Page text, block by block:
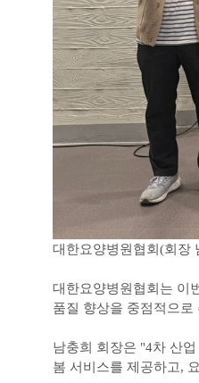
대한요양병원협회(회장
대한요양병원협회는 이
품질 향상을 중점적으로
남충희 회장은 "4차 산
봄 서비스를 제공하고,